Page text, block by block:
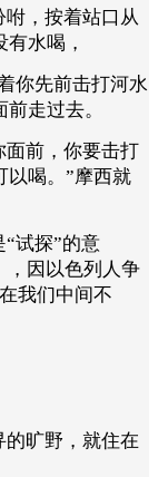
咐，按着站口从
水喝，
你先前击打河水
走过去。
面前，你要击打
以喝。”摩西就
“试探”的意
，因以色列人争
我们中间不
的旷野，就住在